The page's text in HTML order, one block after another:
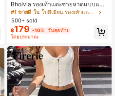
Bholvia รองเท้าแตะชายหาดแบบแบน
สบาย ๆ ลายฉลุมาใหม่สำหรับผู้หญิง
#1 ขายดี
ใน โบฮีเมียน รองเท้าแตะผู้หญิง
500+ sold
฿179 -10% วันสุดท้าย
โดยประมาณ